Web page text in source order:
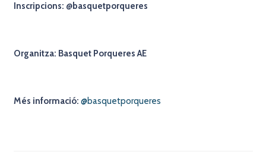
Inscripcions: @basquetporqueres
Organitza: Basquet Porqueres AE
Més informació: @basquetporqueres